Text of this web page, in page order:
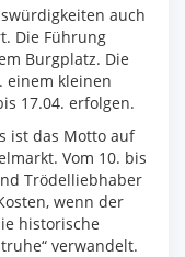
auch
Die Führung
Burgplatz. Die
einem kleinen
17.04. erfolgen.
ist das Motto auf
Vom 10. bis
Trödelliebhaber
wenn der
historische
verwandelt.